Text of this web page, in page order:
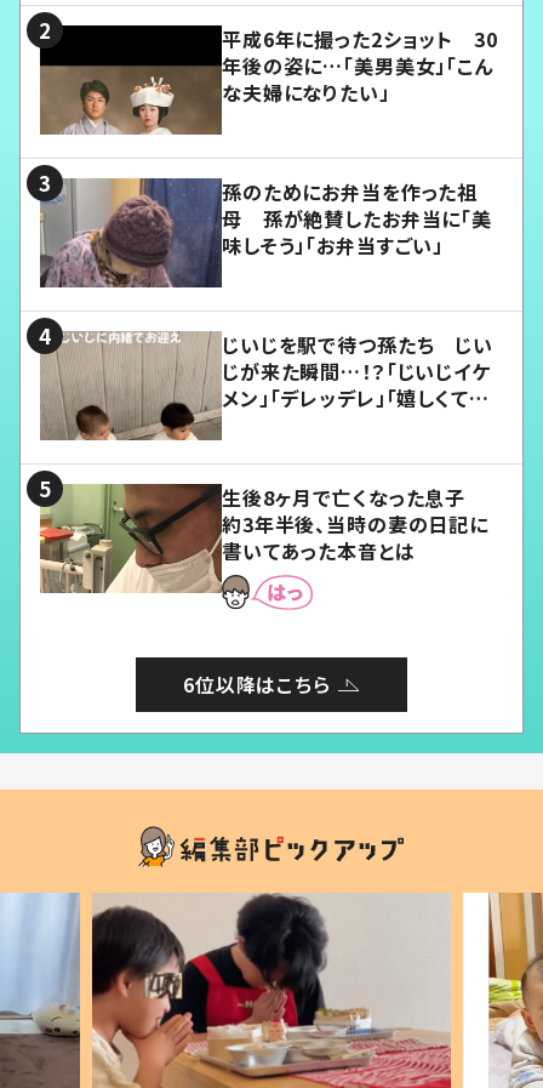
平成6年に撮った2ショット 30
年後の姿に…「美男美女」「こん
な夫婦になりたい」
孫のためにお弁当を作った祖
母 孫が絶賛したお弁当に「美
味しそう」「お弁当すごい」
じいじを駅で待つ孫たち じい
じが来た瞬間…！？「じいじイケ
メン」「デレッデレ」「嬉しくて可
生後8ヶ月で亡くなった息子
約3年半後、当時の妻の日記に
書いてあった本音とは
6位以降はこちら